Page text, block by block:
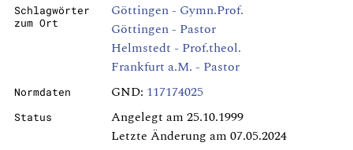
Schlagwörter
zum Ort
Göttingen - Gymn.Prof.
Göttingen - Pastor
Helmstedt - Prof.theol.
Frankfurt a.M. - Pastor
Normdaten GND: 117174025
Status
Angelegt am 25.10.1999
Letzte Änderung am 07.05.2024